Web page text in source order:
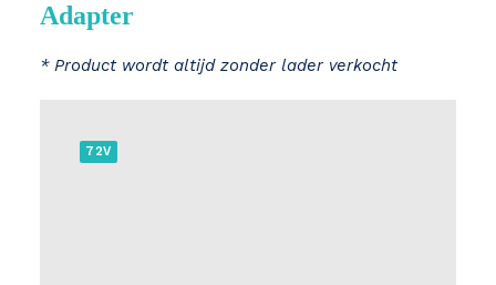
Adapter
* Product wordt altijd zonder lader verkocht
72V